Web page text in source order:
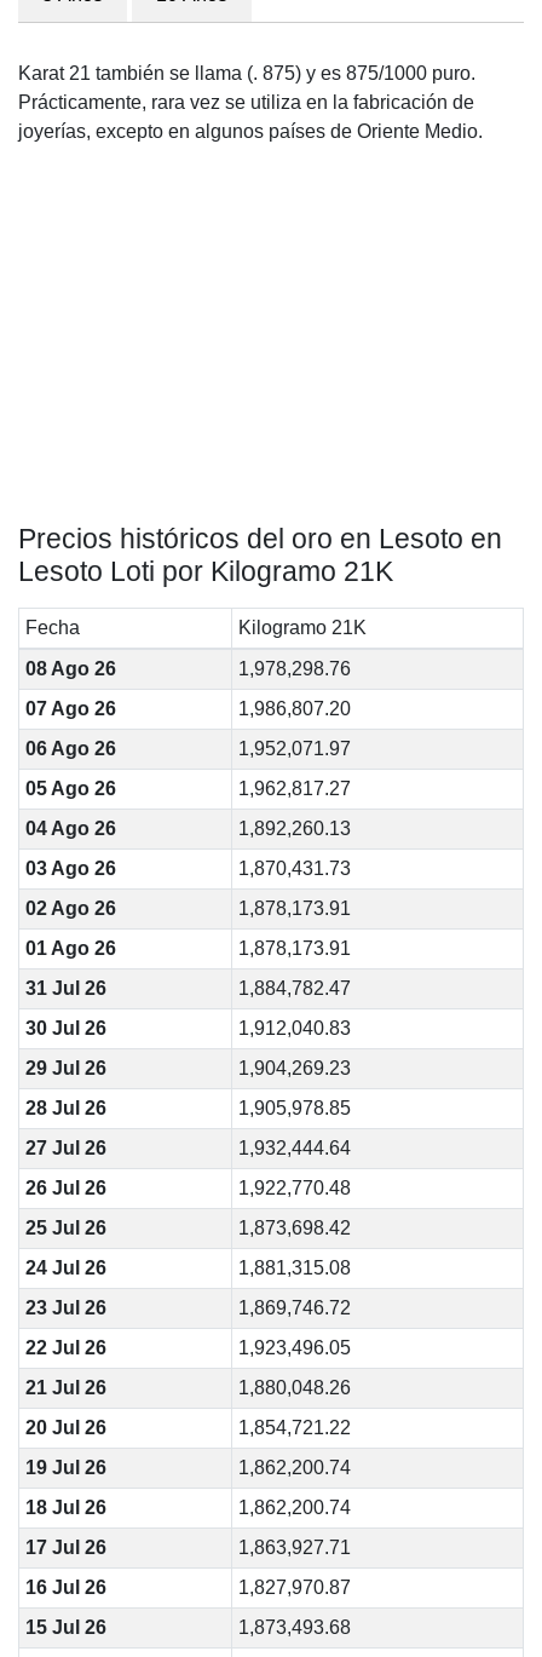
Karat 21 también se llama (. 875) y es 875/1000 puro.
Prácticamente, rara vez se utiliza en la fabricación de
joyerías, excepto en algunos países de Oriente Medio.
Precios históricos del oro en Lesoto en
Lesoto Loti por Kilogramo 21K
Fecha
Kilogramo 21K
08 Ago 26
1,978,298.76
07 Ago 26
1,986,807.20
06 Ago 26
1,952,071.97
05 Ago 26
1,962,817.27
04 Ago 26
1,892,260.13
03 Ago 26
1,870,431.73
02 Ago 26
1,878,173.91
01 Ago 26
1,878,173.91
31 Jul 26
1,884,782.47
30 Jul 26
1,912,040.83
29 Jul 26
1,904,269.23
28 Jul 26
1,905,978.85
27 Jul 26
1,932,444.64
26 Jul 26
1,922,770.48
25 Jul 26
1,873,698.42
24 Jul 26
1,881,315.08
23 Jul 26
1,869,746.72
22 Jul 26
1,923,496.05
21 Jul 26
1,880,048.26
20 Jul 26
1,854,721.22
19 Jul 26
1,862,200.74
18 Jul 26
1,862,200.74
17 Jul 26
1,863,927.71
16 Jul 26
1,827,970.87
15 Jul 26
1,873,493.68